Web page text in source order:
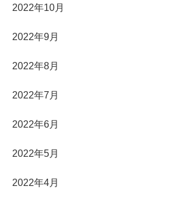
2022年10月
2022年9月
2022年8月
2022年7月
2022年6月
2022年5月
2022年4月